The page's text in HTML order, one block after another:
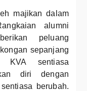
majikan dalam
alumni
peluang
sepanjang
KVA sentiasa
diri dengan
berubah.